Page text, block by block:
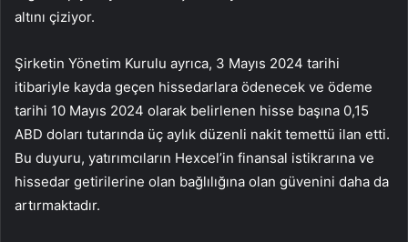
altını çiziyor.
Şirketin Yönetim Kurulu ayrıca, 3 Mayıs 2024 tarihi
itibariyle kayda geçen hissedarlara ödenecek ve ödeme
tarihi 10 Mayıs 2024 olarak belirlenen hisse başına 0,15
ABD doları tutarında üç aylık düzenli nakit temettü ilan etti.
Bu duyuru, yatırımcıların Hexcel’in finansal istikrarına ve
hissedar getirilerine olan bağlılığına olan güvenini daha da
artırmaktadır.